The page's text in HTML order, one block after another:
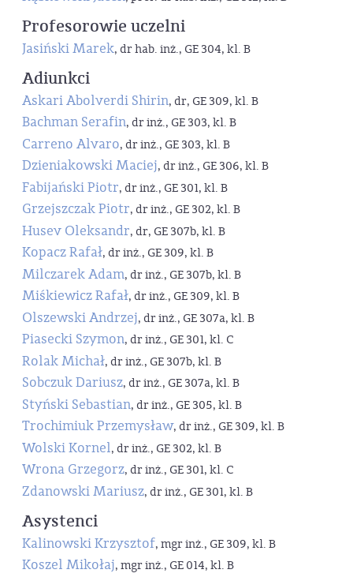
Profesorowie uczelni
Jasiński Marek, dr hab. inż., GE 304, kl. B
Adiunkci
Askari Abolverdi Shirin, dr, GE 309, kl. B
Bachman Serafin, dr inż., GE 303, kl. B
Carreno Alvaro, dr inż., GE 303, kl. B
Dzieniakowski Maciej, dr inż., GE 306, kl. B
Fabijański Piotr, dr inż., GE 301, kl. B
Grzejszczak Piotr, dr inż., GE 302, kl. B
Husev Oleksandr, dr, GE 307b, kl. B
Kopacz Rafał, dr inż., GE 309, kl. B
Milczarek Adam, dr inż., GE 307b, kl. B
Miśkiewicz Rafał, dr inż., GE 309, kl. B
Olszewski Andrzej, dr inż., GE 307a, kl. B
Piasecki Szymon, dr inż., GE 301, kl. C
Rolak Michał, dr inż., GE 307b, kl. B
Sobczuk Dariusz, dr inż., GE 307a, kl. B
Styński Sebastian, dr inż., GE 305, kl. B
Trochimiuk Przemysław, dr inż., GE 309, kl. B
Wolski Kornel, dr inż., GE 302, kl. B
Wrona Grzegorz, dr inż., GE 301, kl. C
Zdanowski Mariusz, dr inż., GE 301, kl. B
Asystenci
Kalinowski Krzysztof, mgr inż., GE 309, kl. B
Koszel Mikołaj, mgr inż., GE 014, kl. B